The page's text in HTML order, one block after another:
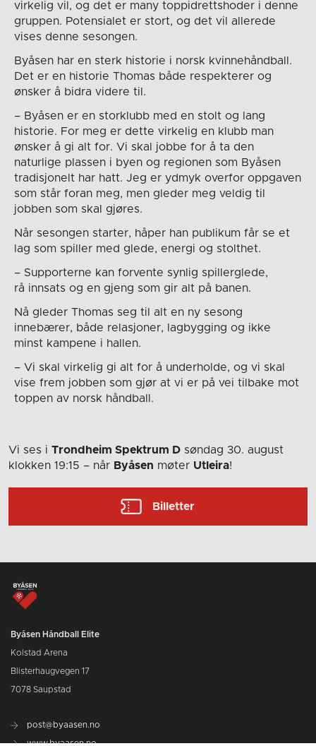
virkelig vil, og det er many toppidrettshoder i denne
gruppen. Potensialet er stort, og det vil allerede
vises denne sesongen.
Byåsen har en sterk historie i norsk kvinnehåndball.
Det er en historie Thomas både respekterer og
ønsker å bidra videre til.
– Byåsen er en storklubb med en stolt og lang
historie. For meg er dette virkelig en klubb man
ønsker å gi alt for. Vi skal jobbe for å ta den
naturlige plassen i byen og regionen som Byåsen
tradisjonelt har hatt. Jeg er ydmyk overfor oppgaven
som står foran meg, men gleder meg veldig til
jobben som skal gjøres.
Når sesongen starter, håper han publikum får se et
lag som spiller med glede, energi og stolthet.
– Supporterne kan forvente synlig spillerglede,
rå innsats og en gjeng som gir alt på banen.
Nå gleder Thomas seg til alt en ny sesong
innebærer, både relasjoner, lagbygging og ikke
minst kampene i hallen.
– Vi skal virkelig gi alt for å underholde, og vi skal
vise frem jobben som gjør at vi er på vei tilbake mot
toppen av norsk håndball.
Vi ses i Trondheim Spektrum D søndag 30. august
klokken 19:15 – når Byåsen møter Utleira!
Billetter
Byåsen Håndball Elite
Kolstad Arena
Blisterhaugvegen 17
7078 Saupstad
post@byaasen.no
www.byaasen.no